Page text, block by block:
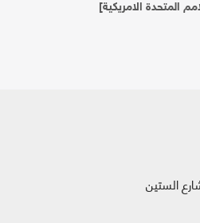
المتحدة الامريكية]
الستين